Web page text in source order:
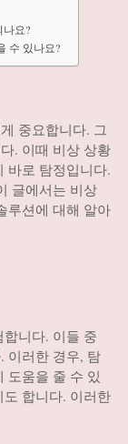
요?
수 있나요?
중요합니다. 그
. 이때 비상 상황
바로 탐정입니다.
글에서는 비상
루션에 대해 알아
니다. 이들 중
이러한 경우, 탐
도움을 줄 수 있
합니다. 이러한